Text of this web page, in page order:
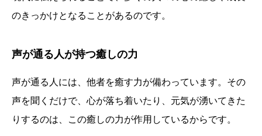
のきっかけとなることがあるのです。
声が通る人が持つ癒しの力
声が通る人には、他者を癒す力が備わっています。その
声を聞くだけで、心が落ち着いたり、元気が湧いてきた
りするのは、この癒しの力が作用しているからです。